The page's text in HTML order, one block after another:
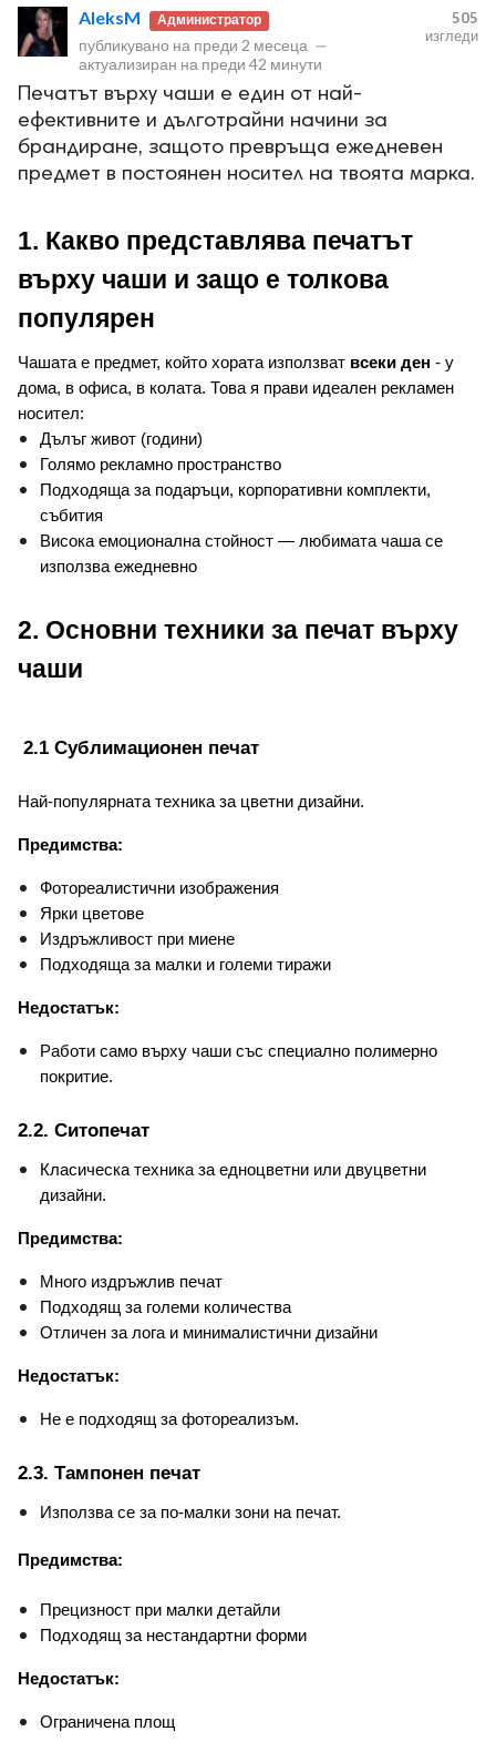
AleksM Администратор
публикувано на преди 2 месеца —
актуализиран на преди 42 минути
505
изгледи
Печатът върху чаши е един от най-
ефективните и дълготрайни начини за
брандиране, защото превръща ежедневен
предмет в постоянен носител на твоята марка.
1. Какво представлява печатът
върху чаши и защо е толкова
популярен
Чашата е предмет, който хората използват всеки ден - у
дома, в офиса, в колата. Това я прави идеален рекламен
носител:
Дълъг живот (години)
Голямо рекламно пространство
Подходяща за подаръци, корпоративни комплекти,
събития
Висока емоционална стойност — любимата чаша се
използва ежедневно
2. Основни техники за печат върху
чаши
2.1 Сублимационен печат
Най-популярната техника за цветни дизайни.
Предимства:
Фотореалистични изображения
Ярки цветове
Издръжливост при миене
Подходяща за малки и големи тиражи
Недостатък:
Работи само върху чаши със специално полимерно
покритие.
2.2. Ситопечат
Класическа техника за едноцветни или двуцветни
дизайни.
Предимства:
Много издръжлив печат
Подходящ за големи количества
Отличен за лога и минималистични дизайни
Недостатък:
Не е подходящ за фотореализъм.
2.3. Тампонен печат
Използва се за по-малки зони на печат.
Предимства:
Прецизност при малки детайли
Подходящ за нестандартни форми
Недостатък:
Ограничена площ